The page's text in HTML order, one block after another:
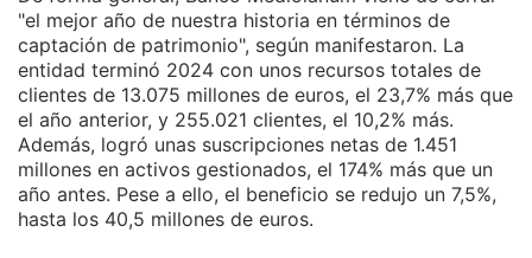
"el mejor año de nuestra historia en términos de
captación de patrimonio", según manifestaron. La
entidad terminó 2024 con unos recursos totales de
clientes de 13.075 millones de euros, el 23,7% más que
el año anterior, y 255.021 clientes, el 10,2% más.
Además, logró unas suscripciones netas de 1.451
millones en activos gestionados, el 174% más que un
año antes. Pese a ello, el beneficio se redujo un 7,5%,
hasta los 40,5 millones de euros.